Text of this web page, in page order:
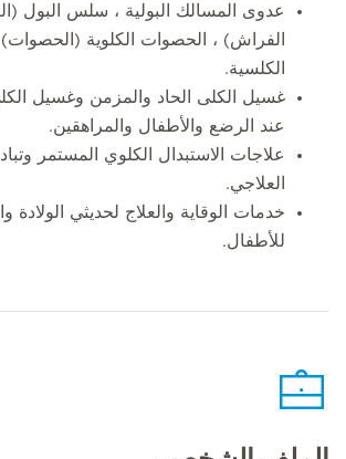
عدوى المسالك البولية ، سلس البول
الفراش) ، الحصوات الكلوية (الحصوات)
الكلسية.
غسيل الكلى الحاد والمزمن وغسيل
عند الرضع والأطفال والمراهقين.
علاجات الاستبدال الكلوي المستمر
العلاجي.
خدمات الوقاية والعلاج لحديثي الولادة
للأطفال.